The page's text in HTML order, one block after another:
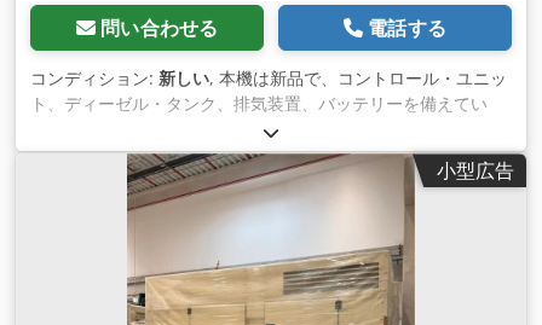
問い合わせる 電話する
コンディション: 新しい, 本機は新品で、コントロール・ユニッ
ト、ディーゼル・タンク、排気装置、バッテリーを備えてい
る。 説明: モデル モデル: NWR175 リカルドモーターニューパ
ワー発電機 発電機セット 連続出力： 150 kVA / 120 kW 最大出
力：165 kVA / 132 kW エンジン：Kofo RIcardo
R6105BZLDS、6シリンダー水冷 接続：4Pサーキットブレーカ
ー、5線直接接続 周波数： 50 Hz 電圧： 400/230 V 機械式速度
制御、AVR、バッテリー充電器、遮音材、冷却水ヒーターを含
む、 制御ユニット：Comap AMF8、主電源 寸法：
3130x1130x1810 mm 重量： 約1745kg ディーゼル・タンク：
小型広告